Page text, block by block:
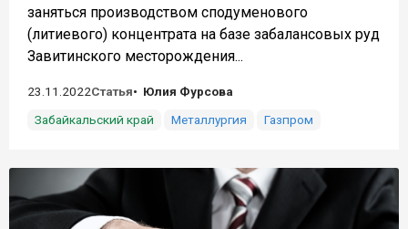
заняться производством сподуменового
(литиевого) концентрата на базе забалансовых руд
Завитинского месторождения...
23.11.2022Статья
Юлия Фурсова
Забайкальский край
Металлургия Газпром